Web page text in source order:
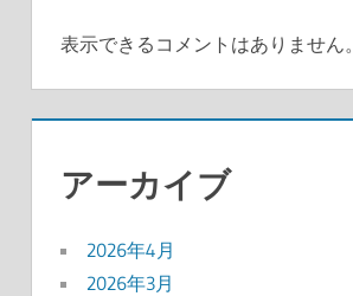
表示できるコメントはありません。
アーカイブ
2026年4月
2026年3月